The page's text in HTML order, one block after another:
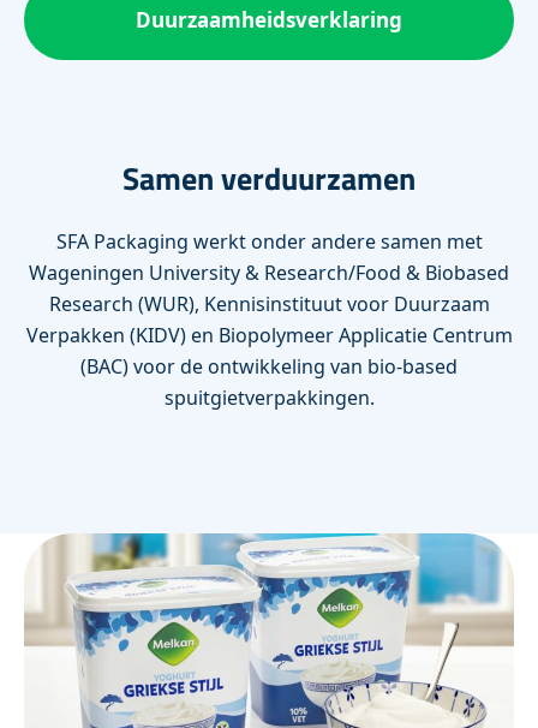
Duurzaamheidsverklaring
Samen verduurzamen
SFA Packaging werkt onder andere samen met
Wageningen University & Research/Food & Biobased
Research (WUR), Kennisinstituut voor Duurzaam
Verpakken (KIDV) en Biopolymeer Applicatie Centrum
(BAC) voor de ontwikkeling van bio-based
spuitgietverpakkingen.